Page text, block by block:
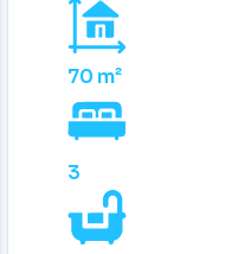
70 m²
3